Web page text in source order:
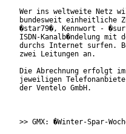
Wer ins weltweite Netz
bundesweit einheitliche
�star79�, Kennwort -
ISDN-Kanalb�ndelung
durchs Internet surfen.
zwei Leitungen an.
Die Abrechnung erfolgt
jeweiligen
der Ventelo GmbH.
>> GMX: �Winter-Spar-